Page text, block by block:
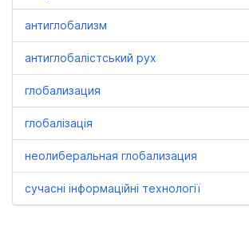
антиглобализм
антиглобалістський рух
глобализация
глобалізація
неолиберальная глобализация
сучасні інформаційні технології